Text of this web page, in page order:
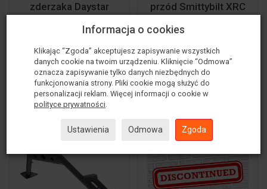
zderzaka Daystar
1 789,00 zł
Do koszyka
przód Smittybilt XRC
935,00 zł
Do koszyka
Informacja o cookies
Klikając “Zgoda” akceptujesz zapisywanie wszystkich
danych cookie na twoim urządzeniu. Kliknięcie “Odmowa”
oznacza zapisywanie tylko danych niezbędnych do
funkcjonowania strony. Pliki cookie mogą służyć do
personalizacji reklam. Więcej informacji o cookie w
polityce prywatności.
Ustawienia Odmowa Zgoda